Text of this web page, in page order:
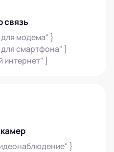
связь
модема" }
смартфона" }
}
}